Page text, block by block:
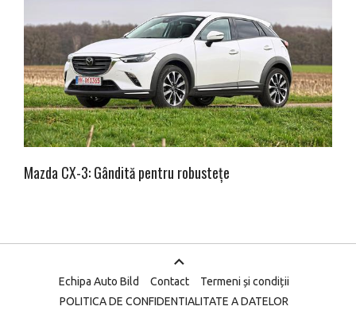
Mazda CX-3: Gândită pentru robustețe
Echipa Auto Bild Contact
Termeni și condiții
POLITICA DE CONFIDENTIALITATE A DATELOR